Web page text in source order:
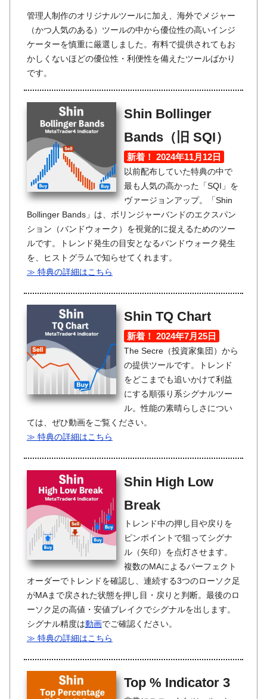
管理人制作のオリジナルツールに加え、海外でメジャー
（かつ人気のある）ツールの中から優位性の高いインジ
ケーターを慎重に厳選しました。有料で提供されてもお
かしくないほどの優位性・利便性を備えたツールばかり
です。
Shin Bollinger
Bands（旧 SQI）
新着！ 2024年11月12日
以前配布していた特典の中で
最も人気の高かった「SQI」を
ヴァージョンアップ。「Shin
Bollinger Bands」は、ボリンジャーバンドのエクスパン
ション（バンドウォーク）を視覚的に捉えるためのツー
ルです。トレンド発生の目安となるバンドウォーク発生
を、ヒストグラムで知らせてくれます。
≫ 特典の詳細はこちら
Shin TQ Chart
新着！ 2024年7月25日
The Secre（投資家集団）から
の提供ツールです。トレンド
をどこまでも追いかけて利益
にする順張り系シグナルツー
ル。性能の素晴らしさについ
ては、ぜひ動画をご覧ください。
≫ 特典の詳細はこちら
Shin High Low
Break
トレンド中の押し目や戻りを
ピンポイントで狙ってシグナ
ル（矢印）を点灯させます。
複数のMAによるパーフェクト
オーダーでトレンドを確認し、連続する3つのローソク足
がMAまで戻された状態を押し目・戻りと判断。最後のロ
ーソク足の高値・安値ブレイクでシグナルを出します。
シグナル精度は動画でご確認ください。
≫ 特典の詳細はこちら
Top % Indicator 3